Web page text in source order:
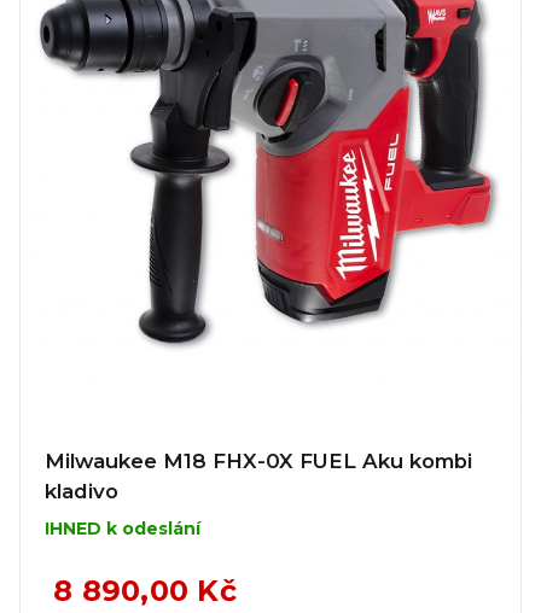
Milwaukee M18 FHX-0X FUEL Aku kombi
kladivo
IHNED k odeslání
8 890,00 Kč